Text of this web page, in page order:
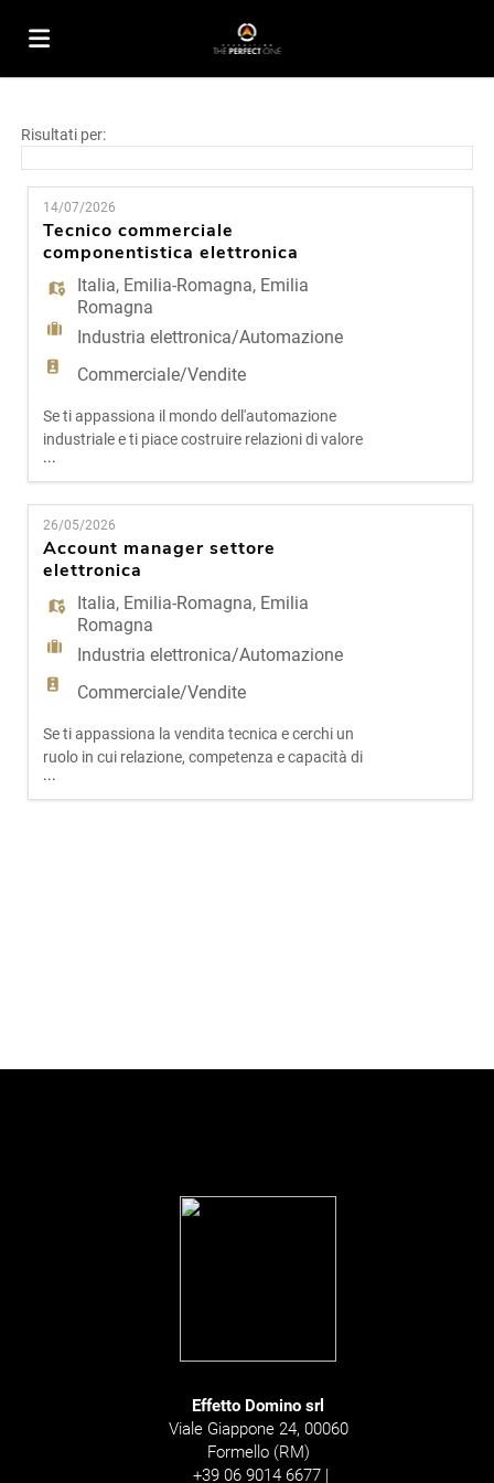
Offerte
di
lavoro
Carica
il
CV
Login
Lingua
FR
IT
DE
ES
Risultati per:
14/07/2026
Tecnico commerciale
componentistica elettronica
Italia, Emilia-Romagna, Emilia
Romagna
Industria elettronica/Automazione
Commerciale/Vendite
Se ti appassiona il mondo dell'automazione
industriale e ti piace costruire relazioni di valore
con i clienti, se trovi soddisfazione nel
comprendere un'esigenza tecnica e trasformarla
nella soluzione più adatta, allora potresti essere la
persona giusta per questa opportunità. Il nostro
cliente è una realtà solida e affermata,
specializzata nel
...
26/05/2026
Account manager settore
elettronica
Italia, Emilia-Romagna, Emilia
Romagna
Industria elettronica/Automazione
Commerciale/Vendite
Se ti appassiona la vendita tecnica e cerchi un
ruolo in cui relazione, competenza e capacità di
proporre soluzioni fanno davvero la differenza,
questa opportunità potrebbe essere perfetta per
...
Effetto Domino srl
Viale Giappone 24, 00060
Formello (RM)
+39 06 9014 6677 |